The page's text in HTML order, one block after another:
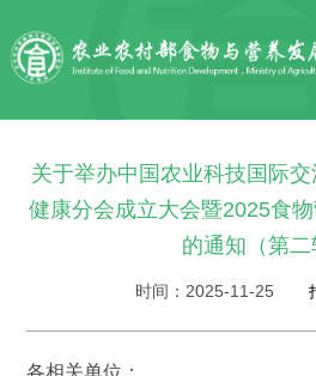
关于举办中国农业科技国际
健康分会成立大会暨2025食
的通知（第二
时间： 2025-11-25
各相关单位：